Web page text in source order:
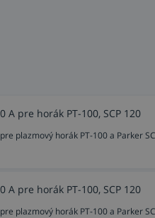
A pre horák PT-100, SCP 120
plazmový horák PT-100 a Parker
A pre horák PT-100, SCP 120
plazmový horák PT-100 a Parker